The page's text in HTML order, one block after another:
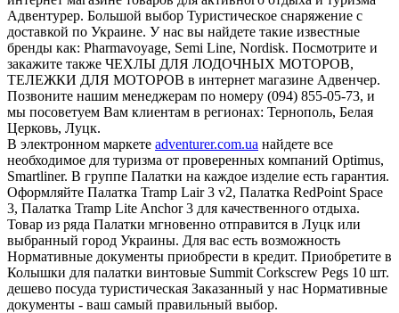
Адвентурер. Большой выбор Туристическое снаряжение с
доставкой по Украине. У нас вы найдете такие известные
бренды как: Pharmavoyage, Semi Line, Nordisk. Посмотрите и
закажите также ЧЕХЛЫ ДЛЯ ЛОДОЧНЫХ МОТОРОВ,
ТЕЛЕЖКИ ДЛЯ МОТОРОВ в интернет магазине Адвенчер.
Позвоните нашим менеджерам по номеру (094) 855-05-73, и
мы посоветуем Вам клиентам в регионах: Тернополь, Белая
Церковь, Луцк.
В электронном маркете adventurer.com.ua найдете все
необходимое для туризма от проверенных компаний Optimus,
Smartliner. В группе Палатки на каждое изделие есть гарантия.
Оформляйте Палатка Tramp Lair 3 v2, Палатка RedPoint Space
3, Палатка Tramp Lite Anchor 3 для качественного отдыха.
Товар из ряда Палатки мгновенно отправится в Луцк или
выбранный город Украины. Для вас есть возможность
Нормативные документы приобрести в кредит. Приобретите в
Колышки для палатки винтовые Summit Corkscrew Pegs 10 шт.
дешево посуда туристическая Заказанный у нас Нормативные
документы - ваш самый правильный выбор.